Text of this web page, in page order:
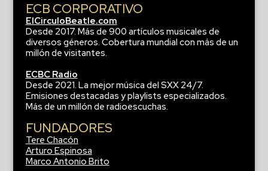
ECB CORPORATIVO
ElCirculoBeatle.com
Desde 2017. Más de 900 artículos musicales de
diversos géneros. Cobertura mundial con más de un
millón de visitantes.
ECBC Radio
Desde 2021. La mejor música del SXX 24/7.
Emisiones destacadas y playlists especializados.
Más de un millón de radioescuchas.
FUNDADORES
Tere Chacón
Arturo Espinosa
Marco Antonio Brito